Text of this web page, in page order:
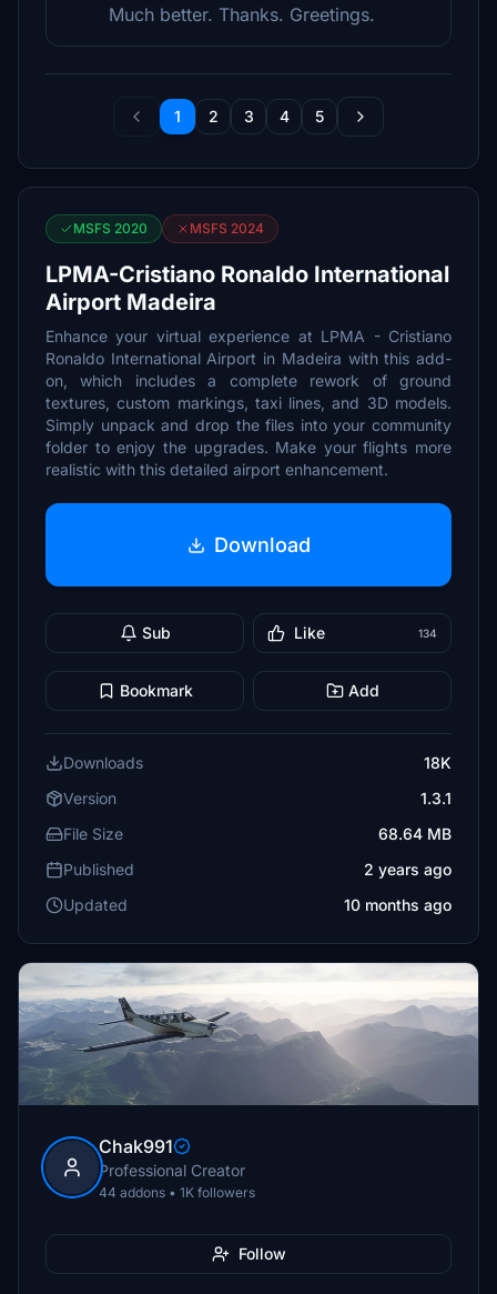
Much better. Thanks. Greetings.
1 2 3 4 5
MSFS 2020 MSFS 2024
LPMA-Cristiano Ronaldo International
Airport Madeira
Enhance your virtual experience at LPMA - Cristiano
Ronaldo International Airport in Madeira with this add-
on, which includes a complete rework of ground
textures, custom markings, taxi lines, and 3D models.
Simply unpack and drop the files into your community
folder to enjoy the upgrades. Make your flights more
realistic with this detailed airport enhancement.
Download
Sub Like 134
Bookmark Add
Downloads
18K
Version
1.3.1
File Size
68.64 MB
Published
2 years ago
Updated
10 months ago
Chak991
Professional Creator
44 addons • 1K followers
Follow